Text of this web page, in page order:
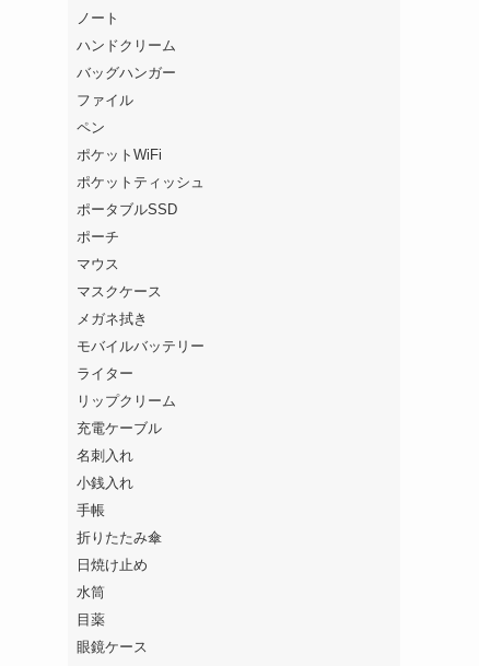
ノート
ハンドクリーム
バッグハンガー
ファイル
ペン
ポケットWiFi
ポケットティッシュ
ポータブルSSD
ポーチ
マウス
マスクケース
メガネ拭き
モバイルバッテリー
ライター
リップクリーム
充電ケーブル
名刺入れ
小銭入れ
手帳
折りたたみ傘
日焼け止め
水筒
目薬
眼鏡ケース